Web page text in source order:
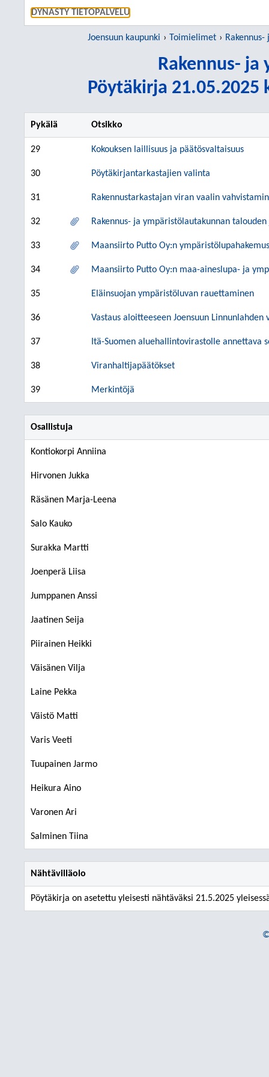
DYNASTY TIETOPALVELU
Joensuun kaupunki Toimielimet
Rakennus-
Pöytäkirja 21.05.2025
Pykälä Otsikko
29 Kokouksen laillisuus ja päätösvaltaisuus
30 Pöytäkirjantarkastajien valinta
31 Rakennustarkastajan viran vaalin
32 Rakennus- ja ympäristölautakunnan
33 Maansiirto Putto Oy:n
34 Maansiirto Putto Oy:n maa-aineslupa- ja
35 Eläinsuojan ympäristöluvan rauettaminen
36 Vastaus aloitteeseen Joensuun
37 Itä-Suomen aluehallintovirastolle annettava
38 Viranhaltijapäätökset
39 Merkintöjä
Osallistuja
Kontiokorpi Anniina
Hirvonen Jukka
Räsänen Marja-Leena
Salo Kauko
Surakka Martti
Joenperä Liisa
Jumppanen Anssi
Jaatinen Seija
Piirainen Heikki
Väisänen Vilja
Laine Pekka
Väistö Matti
Varis Veeti
Tuupainen Jarmo
Heikura Aino
Varonen Ari
Salminen Tiina
Nähtävilläolo
Pöytäkirja on asetettu yleisesti nähtäväksi 21.5.2025